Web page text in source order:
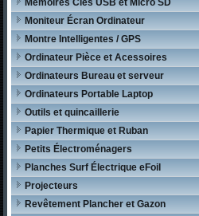
Mémoires Clés USB et Micro SD
Moniteur Écran Ordinateur
Montre Intelligentes / GPS
Ordinateur Pièce et Acessoires
Ordinateurs Bureau et serveur
Ordinateurs Portable Laptop
Outils et quincaillerie
Papier Thermique et Ruban
Petits Électroménagers
Planches Surf Électrique eFoil
Projecteurs
Revêtement Plancher et Gazon